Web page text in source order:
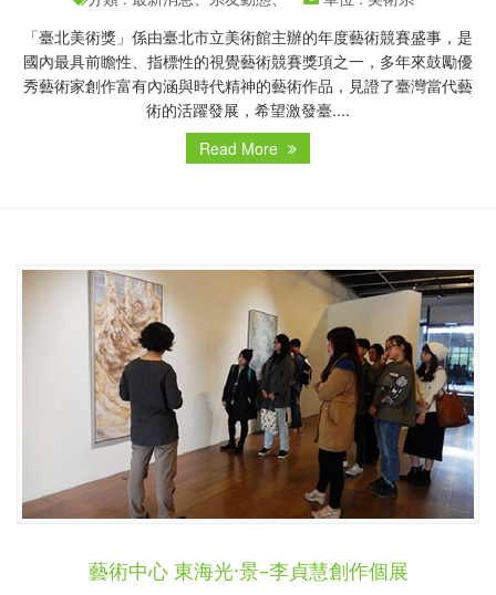
「臺北美術獎」係由臺北市立美術館主辦的年度藝術競賽盛事，是
國內最具前瞻性、指標性的視覺藝術競賽獎項之一，多年來鼓勵優
秀藝術家創作富有內涵與時代精神的藝術作品，見證了臺灣當代藝
術的活躍發展，希望激發臺....
Read More
藝術中心 東海光·景–李貞慧創作個展